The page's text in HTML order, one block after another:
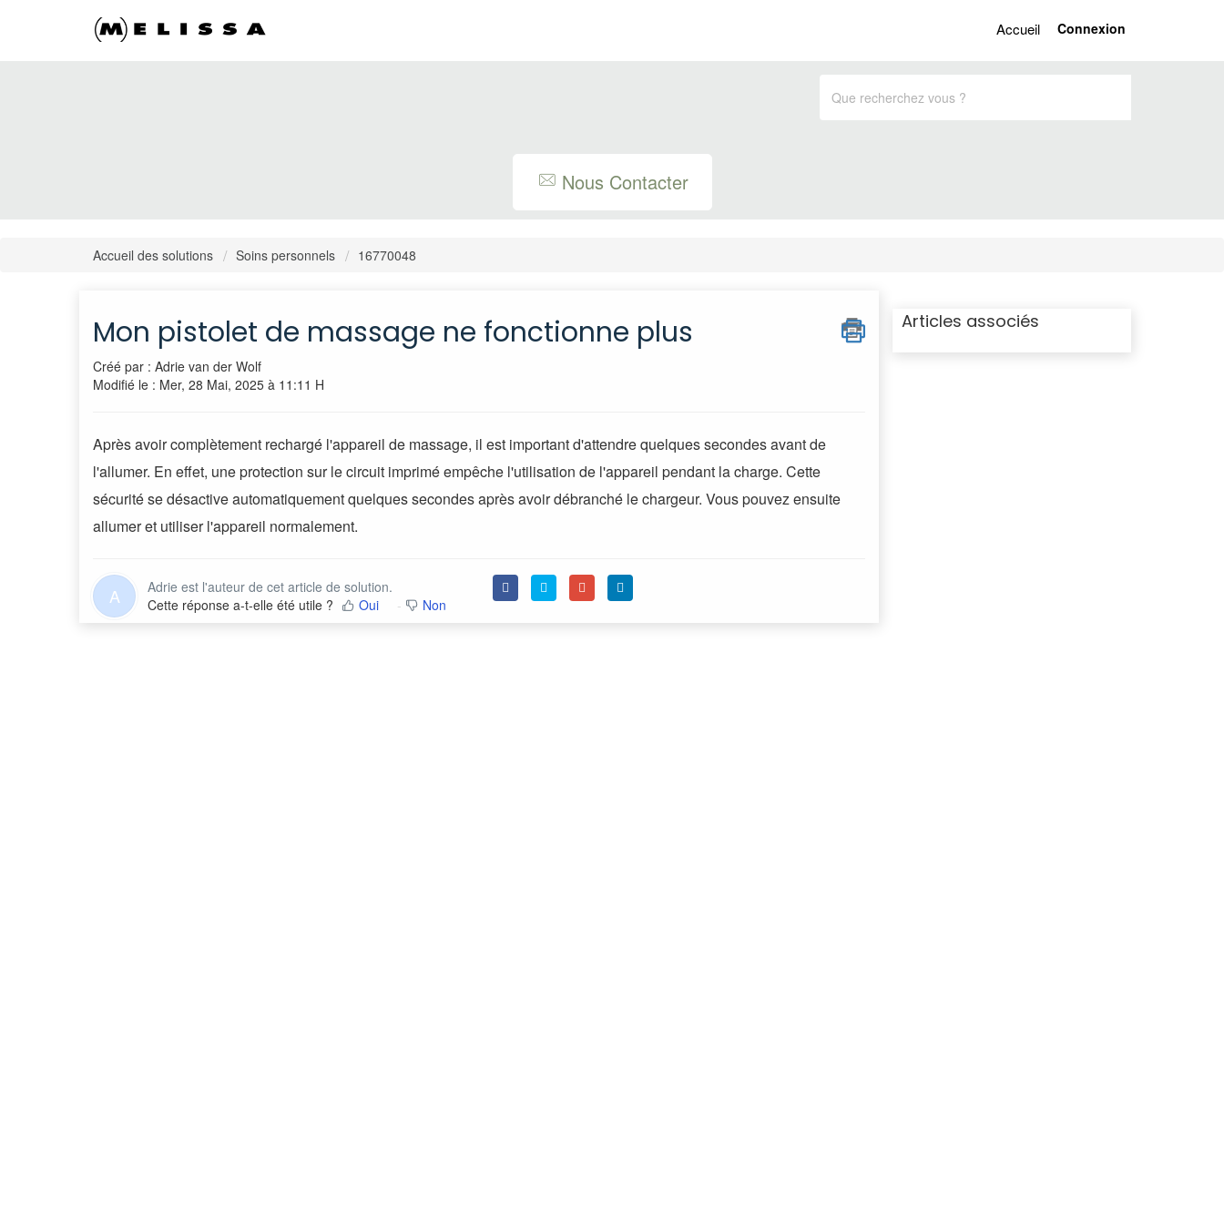
Accueil Connexion
Nous Contacter
Accueil des solutions Soins personnels 16770048
Mon pistolet de massage ne fonctionne plus
Créé par : Adrie van der Wolf
Modifié le : Mer, 28 Mai, 2025 à 11:11 H
Après avoir complètement rechargé l'appareil de massage, il est important d'attendre quelques secondes avant de
l'allumer. En effet, une protection sur le circuit imprimé empêche l'utilisation de l'appareil pendant la charge. Cette
sécurité se désactive automatiquement quelques secondes après avoir débranché le chargeur. Vous pouvez ensuite
allumer et utiliser l'appareil normalement.
A
Adrie est l'auteur de cet article de solution.
Cette réponse a-t-elle été utile ?
Oui Non
Articles associés